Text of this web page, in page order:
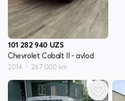
101 282 940 UZS
Chevrolet Cobalt II - avlod
2014 267 000 km